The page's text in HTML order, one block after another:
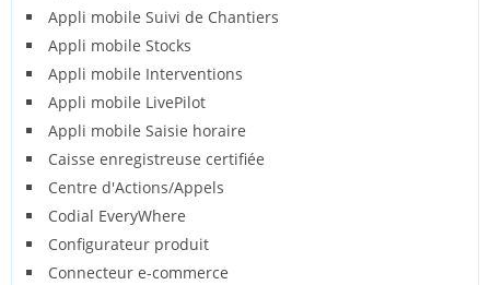
Appli mobile Suivi de Chantiers
Appli mobile Stocks
Appli mobile Interventions
Appli mobile LivePilot
Appli mobile Saisie horaire
Caisse enregistreuse certifiée
Centre d'Actions/Appels
Codial EveryWhere
Configurateur produit
Connecteur e-commerce